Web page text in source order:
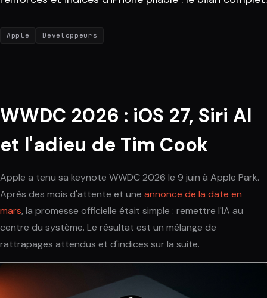
Apple Développeurs
WWDC 2026 : iOS 27, Siri AI
et l'adieu de Tim Cook
Apple a tenu sa keynote WWDC 2026 le 9 juin à Apple Park.
Après des mois d'attente et une annonce de la date en
mars, la promesse officielle était simple : remettre l'IA au
centre du système. Le résultat est un mélange de
rattrapages attendus et d'indices sur la suite.